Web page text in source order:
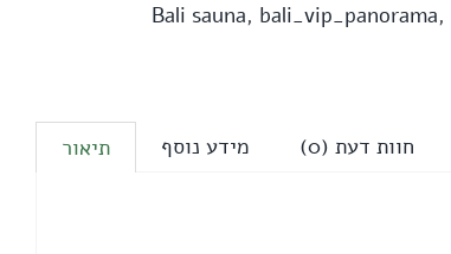
Bali sauna, bali_vip_panorama,
תיאור מידע נוסף חוות דעת (0)